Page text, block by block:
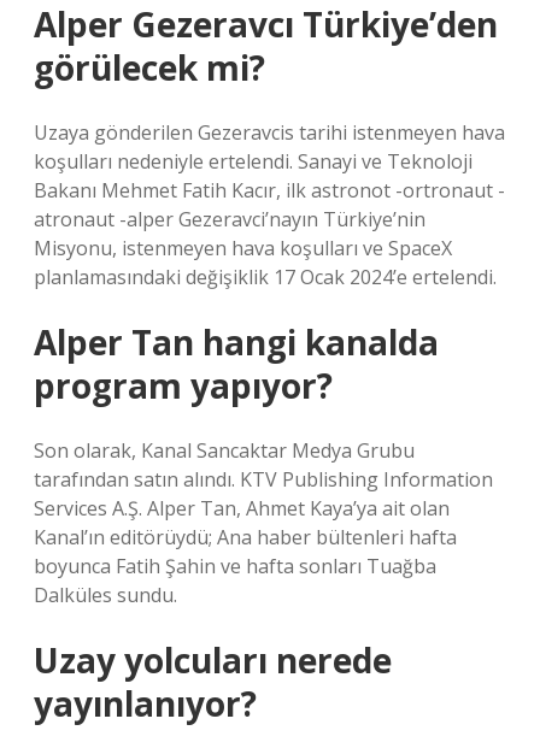
Alper Gezeravcı Türkiye’den
görülecek mi?
Uzaya gönderilen Gezeravcis tarihi istenmeyen hava
koşulları nedeniyle ertelendi. Sanayi ve Teknoloji
Bakanı Mehmet Fatih Kacır, ilk astronot -ortronaut -
atronaut -alper Gezeravci’nayın Türkiye’nin
Misyonu, istenmeyen hava koşulları ve SpaceX
planlamasındaki değişiklik 17 Ocak 2024’e ertelendi.
Alper Tan hangi kanalda
program yapıyor?
Son olarak, Kanal Sancaktar Medya Grubu
tarafından satın alındı. KTV Publishing Information
Services A.Ş. Alper Tan, Ahmet Kaya’ya ait olan
Kanal’ın editörüydü; Ana haber bültenleri hafta
boyunca Fatih Şahin ve hafta sonları Tuağba
Dalküles sundu.
Uzay yolcuları nerede
yayınlanıyor?